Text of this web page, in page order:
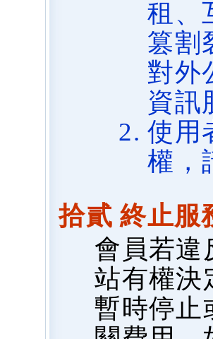
租、
篡割
對外
資訊
使用
權，
拾貳 終止服
會員若違
站有權決
暫時停止